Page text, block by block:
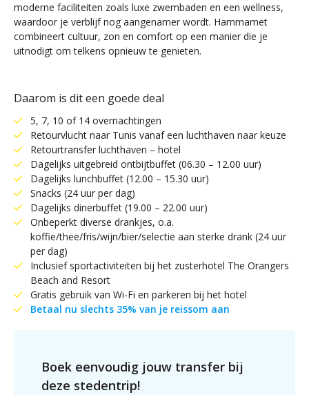
moderne faciliteiten zoals luxe zwembaden en een wellness,
waardoor je verblijf nog aangenamer wordt. Hammamet
combineert cultuur, zon en comfort op een manier die je
uitnodigt om telkens opnieuw te genieten.
Daarom is dit een goede deal
5, 7, 10 of 14 overnachtingen
Retourvlucht naar Tunis vanaf een luchthaven naar keuze
Retourtransfer luchthaven – hotel
Dagelijks uitgebreid ontbijtbuffet (06.30 – 12.00 uur)
Dagelijks lunchbuffet (12.00 – 15.30 uur)
Snacks (24 uur per dag)
Dagelijks dinerbuffet (19.00 – 22.00 uur)
Onbeperkt diverse drankjes, o.a.
koffie/thee/fris/wijn/bier/selectie aan sterke drank (24 uur
per dag)
Inclusief sportactiviteiten bij het zusterhotel The Orangers
Beach and Resort
Gratis gebruik van Wi-Fi en parkeren bij het hotel
Betaal nu slechts 35% van je reissom aan
Boek eenvoudig jouw transfer bij
deze stedentrip!